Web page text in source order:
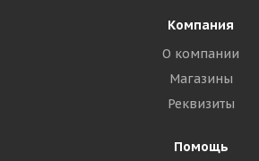
Компания
О компании
Магазины
Реквизиты
Помощь